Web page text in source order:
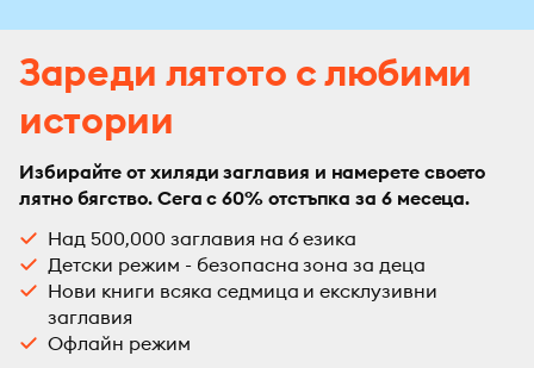
Зареди лятото с любими
истории
Избирайте от хиляди заглавия и намерете своето
лятно бягство. Сега с 60% отстъпка за 6 месеца.
Над 500,000 заглавия на 6 езика
Детски режим - безопасна зона за деца
Нови книги всяка седмица и ексклузивни
заглавия
Офлайн режим